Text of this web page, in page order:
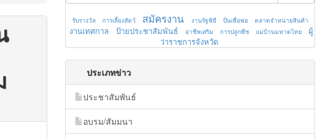
รับรางวัล การเลี้ยงสัตว์ สมัครงาน งานรัฐพิธี ปั่นเพื่อพ่อ ตลาดจำหน่ายสินค้า
งานเทศกาล ป้ายประชาสัมพันธ์ อาชีพเสริม การปลูกพืช แม่บ้านมหาดไทย
ผู้
ว่าราชการจังหวัด
ประเภทข่าว
ประชาสัมพันธ์
อบรม/สัมมนา